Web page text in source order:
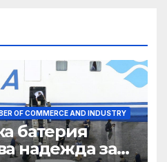
OF COMMERCE AND INDUSTRY
батерия
надежда за